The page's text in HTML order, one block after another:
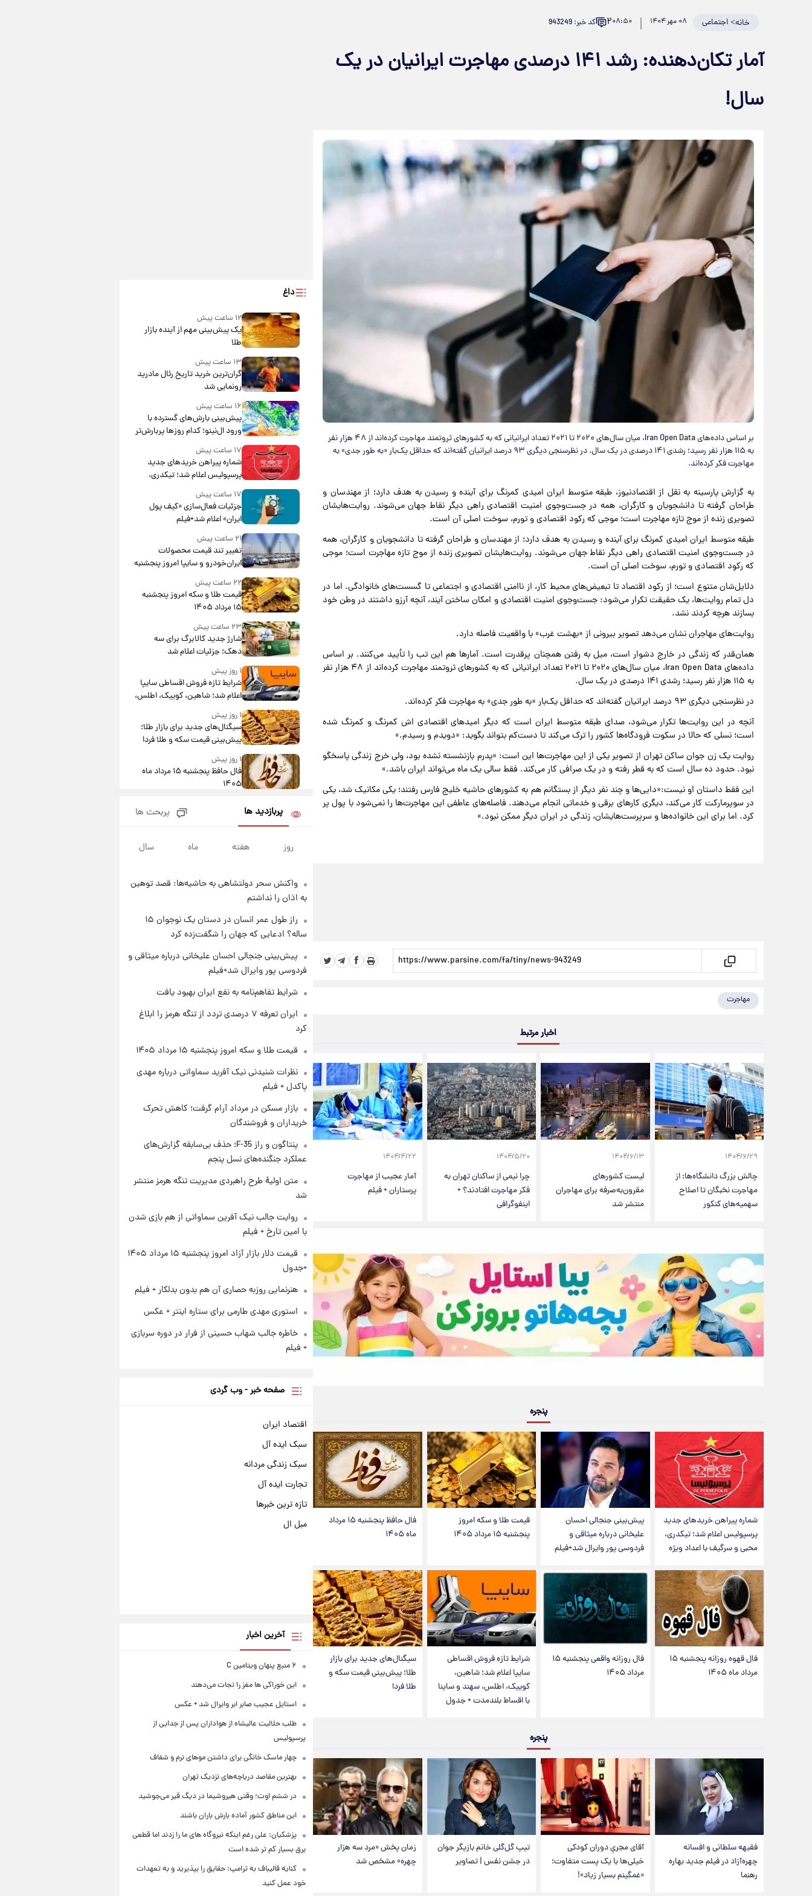
خانه>اجتماعی ۰۸ مهر ۱۴۰۴ ۰۸:۵۰۲ کد خبر: 943249
آمار تکان‌دهنده: رشد ۱۴۱ درصدی مهاجرت ایرانیان در یک
سال!
بر اساس داده‌های Iran Open Data، میان سال‌های ۲۰۲۰ تا ۲۰۲۱ تعداد ایرانیانی که به کشورهای ثروتمند مهاجرت کرده‌اند از ۴۸ هزار نفر
به ۱۱۵ هزار نفر رسید؛ رشدی ۱۴۱ درصدی در یک سال. در نظرسنجی دیگری ۹۳ درصد ایرانیان گفته‌اند که حداقل یک‌بار «به طور جدی» به
مهاجرت فکر کرده‌اند.
به گزارش پارسینه به نقل از اقتصادنیوز، طبقه‌ متوسط ایران امیدی کمرنگ برای آینده و رسیدن به هدف دارد؛ از مهندسان و
طراحان گرفته تا دانشجویان و کارگران، همه در جست‌وجوی امنیت اقتصادی راهی دیگر نقاط جهان می‌شوند. روایت‌هایشان
تصویری زنده از موج تازه مهاجرت است؛ موجی که رکود اقتصادی و تورم، سوخت اصلی آن است.
طبقه‌ متوسط ایران امیدی کمرنگ برای آینده و رسیدن به هدف دارد؛ از مهندسان و طراحان گرفته تا دانشجویان و کارگران، همه
در جست‌وجوی امنیت اقتصادی راهی دیگر نقاط جهان می‌شوند. روایت‌هایشان تصویری زنده از موج تازه مهاجرت است؛ موجی
که رکود اقتصادی و تورم، سوخت اصلی آن است.
دلایل‌شان متنوع است؛ از رکود اقتصاد تا تبعیض‌های محیط کار، از ناامنی اقتصادی و اجتماعی تا گسست‌های خانوادگی. اما در
دل تمام روایت‌ها، یک حقیقت تکرار می‌شود: جست‌وجوی امنیت اقتصادی و امکان ساختن آیند، آنچه آرزو داشتند در وطن خود
بسازند هرچه کردند نشد.
روایت‌های مهاجران نشان می‌دهد تصویر بیرونی از «بهشت غرب» با واقعیت فاصله دارد.
همان‌قدر که زندگی در خارج دشوار است، میل به رفتن همچنان پرقدرت است. آمارها هم این تب را تأیید می‌کنند. بر اساس
داده‌های Iran Open Data، میان سال‌های ۲۰۲۰ تا ۲۰۲۱ تعداد ایرانیانی که به کشورهای ثروتمند مهاجرت کرده‌اند از ۴۸ هزار نفر
به ۱۱۵ هزار نفر رسید؛ رشدی ۱۴۱ درصدی در یک سال.
در نظرسنجی دیگری ۹۳ درصد ایرانیان گفته‌اند که حداقل یک‌بار «به طور جدی» به مهاجرت فکر کرده‌اند.
آنچه در این روایت‌ها تکرار می‌شود، صدای طبقه متوسط ایران است که دیگر امیدهای اقتصادی اش کمرنگ و کمرنگ شده
است؛ نسلی که حالا در سکوت فرودگاه‌ها کشور را ترک می‌کند تا دست‌کم بتواند بگوید: «دویدم و رسیدم.»
روایت یک زن جوان ساکن تهران از تصویر یکی از این مهاجرت‌ها این است: «پدرم بازنشسته نشده بود، ولی خرج زندگی پاسخگو
نبود. حدود ده سال است که به قطر رفته و در یک صرافی کار می‌کند. فقط سالی یک ماه می‌تواند ایران باشد.»
این فقط داستان او نیست:«دایی‌ها و چند نفر دیگر از بستگانم هم به کشورهای حاشیه خلیج فارس رفتند؛ یکی مکانیک شد، یکی
در سوپرمارکت کار می‌کند، دیگری کارهای برقی و خدماتی انجام می‌دهند. فاصله‌های عاطفی این مهاجرت‌ها را نمی‌شود با پول پر
کرد. اما برای این خانواده‌ها و سرپرست‌هایشان، زندگی در ایران دیگر ممکن نبود.»
مهاجرت
اخبار مرتبط
۱۴۰۴/۶/۲۹
چالش بزرگ دانشگاه‌ها: از
مهاجرت نخبگان تا اصلاح
سهمیه‌های کنکور
۱۴۰۴/۶/۱۳
لیست کشورهای
مقرون‌به‌صرفه برای مهاجران
منتشر شد
۱۴۰۴/۵/۲۰
چرا نیمی از ساکنان تهران به
فکر مهاجرت افتادند؟ +
اینفوگرافی
۱۴۰۴/۴/۲۲
آمار عجیب از مهاجرت
پرستاران + فیلم
پنجره
شماره پیراهن خریدهای جدید
پرسپولیس اعلام شد؛ تیکدری،
محبی و سرگیف با اعداد ویژه
پیش‌بینی جنجالی احسان
علیخانی درباره میثاقی و
فردوسی پور وایرال شد+فیلم
قیمت طلا و سکه امروز
پنجشنبه ۱۵ مرداد ۱۴۰۵
فال حافظ پنجشنبه ۱۵ مرداد
ماه ۱۴۰۵
فال قهوه روزانه پنجشنبه ۱۵
مرداد ماه ۱۴۰۵
فال روزانه واقعی پنجشنبه ۱۵
مرداد ۱۴۰۵
شرایط تازه فروش اقساطی
سایپا اعلام شد؛ شاهین،
کوییک، اطلس، سهند و ساینا
با اقساط بلندمدت + جدول
سیگنال‌های جدید برای بازار
طلا؛ پیش‌بینی قیمت سکه و
طلا فردا
پنجره
فقیهه سلطانی و افسانه
چهره‌آزاد در فیلم جدید بهاره
رهنما
آقای مجریِ دوران کودکی
خیلی‌ها با یک پست متفاوت؛
«غمگینم بسیار زیاد»!
تیپ گل‌گلی خانم بازیگر جوان
در جشن نفس | تصاویر
زمان پخش «مرد سه هزار
چهره» مشخص شد
داغ
۱۲ ساعت پیش
یک پیش‌بینی مهم از آینده بازار
طلا
۱۳ ساعت پیش
گران‌ترین خرید تاریخ رئال مادرید
رونمایی شد
۱۶ ساعت پیش
پیش‌بینی بارش‌های گسترده با
ورود ال‌نینو؛ کدام روزها پربارش‌تر
خواهند بود؟
۱۷ ساعت پیش
شماره پیراهن خریدهای جدید
پرسپولیس اعلام شد؛ تیکدری،
محبی و سرگیف با اعداد ویژه
۱۷ ساعت پیش
جزئیات فعال‌سازی «کیف پول
ایران» اعلام شد+فیلم
۲۱ ساعت پیش
تغییر تند قیمت محصولات
ایران‌خودرو و سایپا امروز پنجشنبه
۲۲ ساعت پیش
قیمت طلا و سکه امروز پنجشنبه
۱۵ مرداد ۱۴۰۵
۲۳ ساعت پیش
شارژ جدید کالابرگ برای سه
دهک؛ جزئیات اعلام شد
۱ روز پیش
شرایط تازه فروش اقساطی سایپا
اعلام شد؛ شاهین، کوییک، اطلس،
سهند و ساینا با اقساط بلندمدت +
جدول۱ روز پیش
سیگنال‌های جدید برای بازار طلا؛
پیش‌بینی قیمت سکه و طلا فردا
۱ روز پیش
فال حافظ پنجشنبه ۱۵ مرداد ماه
۱۴۰۵
فال قهوه روزانه پنجشنبه ۱۵ مرداد
ماه ۱۴۰۵
۱ روز پیش
چهارشنبه ۱۴ مرداد + جدول
۱ روز پیش
تولید سایپا؛ نام خودرو، مبلغ پیش
پرداخت و زمان تحویل | سود
مشارکت چند درصد است؟
پربازدید ها پربحث ها
روز هفته ماه سال
واکنش سحر دولتشاهی به حاشیه‌ها: قصد توهین
به اذان را نداشتم
راز طول عمر انسان در دستان یک نوجوان ۱۵
ساله؟ ادعایی که جهان را شگفت‌زده کرد
پیش‌بینی جنجالی احسان علیخانی درباره میثاقی و
فردوسی پور وایرال شد+فیلم
شرایط تفاهم‌نامه به نفع ایران بهبود یافت
ایران تعرفه ۷ درصدی تردد از تنگه هرمز را ابلاغ
کرد
قیمت طلا و سکه امروز پنجشنبه ۱۵ مرداد ۱۴۰۵
نظرات شنیدنی نیک آفرید سماواتی درباره مهدی
پاکدل + فیلم
بازار مسکن در مرداد آرام گرفت؛ کاهش تحرک
خریداران و فروشندگان
پنتاگون و راز F-35؛ حذف بی‌سابقه گزارش‌های
عملکرد جنگنده‌های نسل پنجم
متن اولیۀ طرح راهبردی مدیریت تنگه هرمز منتشر
شد
روایت جالب نیک آفرین سماواتی از هم بازی شدن
با امین تارخ + فیلم
قیمت دلار بازار آزاد امروز پنجشنبه ۱۵ مرداد ۱۴۰۵
+جدول
هنرنمایی روزبه حصاری آن هم بدون بدلکار + فیلم
استوری مهدی طارمی برای ستاره اینتر + عکس
خاطره جالب شهاب حسینی از فرار در دوره سربازی
+ فیلم
صفحه خبر - وب گردی
اقتصاد ایران
سبک ایده آل
سبک زندگی مردانه
تجارت ایده آل
تازه ترین خبرها
مبل ال
آخرین اخبار
۶ منبع پنهان ویتامین C
این خوراکی ها مغز را نجات می‌دهند
استایل عجیب صابر ابر وایرال شد + عکس
طلب حلالیت عالیشاه از هواداران پس از جدایی از
پرسپولیس
چهار ماسک خانگی برای داشتن موهای نرم و شفاف
بهترین مقاصد دریاچه‌های نزدیک تهران
در ششم اوت؛ وقتی هیروشیما در دیگ قیر می‌جوشید
این مناطق کشور آماده بارش باران باشند
پزشکیان: علی رغم اینکه نیروگاه های ما را زدند اما قطعی
برق بسیار کم تر شده است
کنایه قالیباف به ترامپ: حقایق را بپذیرید و به تعهدات
خود عمل کنید